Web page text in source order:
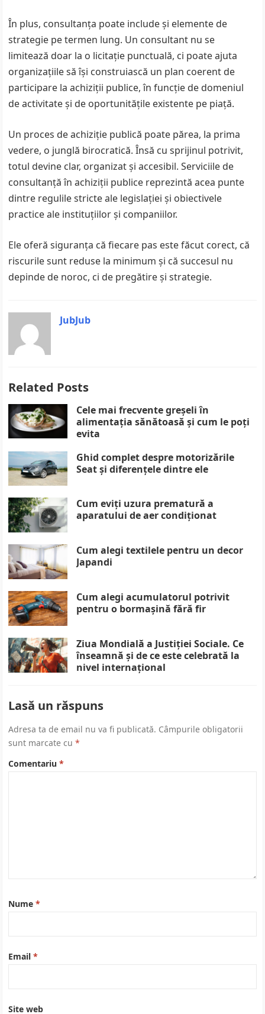
În plus, consultanța poate include și elemente de
strategie pe termen lung. Un consultant nu se
limitează doar la o licitație punctuală, ci poate ajuta
organizațiile să își construiască un plan coerent de
participare la achiziții publice, în funcție de domeniul
de activitate și de oportunitățile existente pe piață.
Un proces de achiziție publică poate părea, la prima
vedere, o junglă birocratică. Însă cu sprijinul potrivit,
totul devine clar, organizat și accesibil. Serviciile de
consultanță în achiziții publice reprezintă acea punte
dintre regulile stricte ale legislației și obiectivele
practice ale instituțiilor și companiilor.
Ele oferă siguranța că fiecare pas este făcut corect, că
riscurile sunt reduse la minimum și că succesul nu
depinde de noroc, ci de pregătire și strategie.
JubJub
Related Posts
Cele mai frecvente greșeli în
alimentația sănătoasă și cum le poți
evita
Ghid complet despre motorizările
Seat și diferențele dintre ele
Cum eviți uzura prematură a
aparatului de aer condiționat
Cum alegi textilele pentru un decor
Japandi
Cum alegi acumulatorul potrivit
pentru o bormașină fără fir
Ziua Mondială a Justiției Sociale. Ce
înseamnă și de ce este celebrată la
nivel internațional
Lasă un răspuns
Adresa ta de email nu va fi publicată. Câmpurile obligatorii
sunt marcate cu*
Comentariu*
Nume*
Email*
Site web